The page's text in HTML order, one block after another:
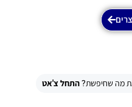
מה שחיפשת?התחל צ'אט